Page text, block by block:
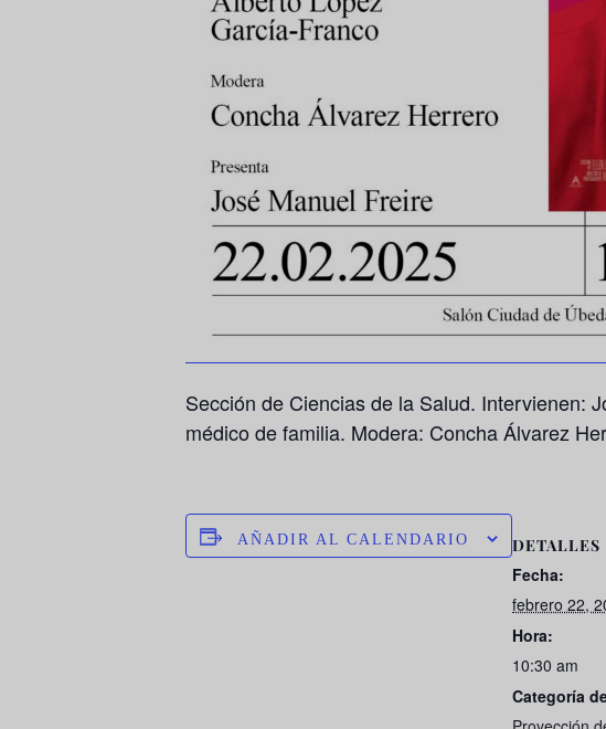
Sección de Ciencias de la Salud. Intervienen:
médico de familia. Modera: Concha Álvarez
AÑADIR AL CALENDARIO DETALLES
Fecha:
febrero 22,
Hora:
10:30 am
Categoría